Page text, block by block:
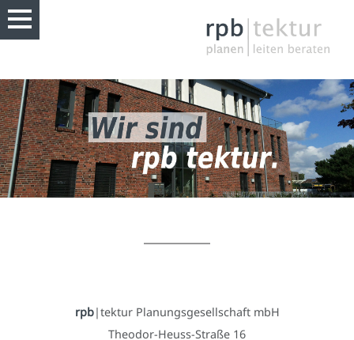
rpb|tektur Planungsgesellschaft mbH
Theodor-Heuss-Straße 16